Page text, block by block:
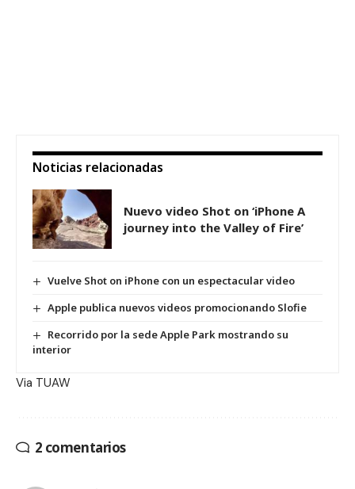
Noticias relacionadas
Nuevo video Shot on ‘iPhone A
journey into the Valley of Fire’
Vuelve Shot on iPhone con un espectacular video
Apple publica nuevos videos promocionando Slofie
Recorrido por la sede Apple Park mostrando su
interior
Via TUAW
2 comentarios